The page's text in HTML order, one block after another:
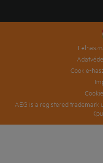
Cookie-
AEG is a registered trademark